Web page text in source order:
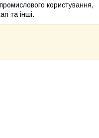
користування,
та інші.